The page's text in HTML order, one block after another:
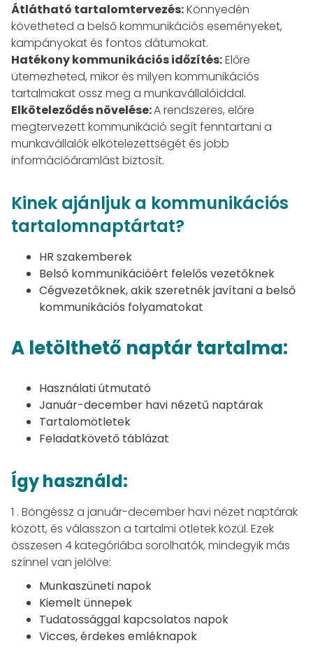
Átlátható tartalomtervezés:Könnyedén
követheted a belső kommunikációs eseményeket,
kampányokat és fontos dátumokat.
Hatékony kommunikációs időzítés:Előre
ütemezheted, mikor és milyen kommunikációs
tartalmakat ossz meg a munkavállalóiddal.
Elköteleződés növelése:A rendszeres, előre
megtervezett kommunikáció segít fenntartani a
munkavállalók elkötelezettségét és jobb
információáramlást biztosít.
Kinek ajánljuk a kommunikációs
tartalomnaptártat?
HR szakemberek
Belső kommunikációért felelős vezetőknek
Cégvezetőknek, akik szeretnék javítani a belső
kommunikációs folyamatokat
A letölthető naptár tartalma:
Használati útmutató
Január-december havi nézetű naptárak
Tartalomötletek
Feladatkövető táblázat
Így használd:
1 . Böngéssz a január-december havi nézet naptárak
között, és válasszon a tartalmi ötletek közül. Ezek
összesen 4 kategóriába sorolhatók, mindegyik más
színnel van jelölve:
Munkaszüneti napok
Kiemelt ünnepek
Tudatossággal kapcsolatos napok
Vicces, érdekes emléknapok